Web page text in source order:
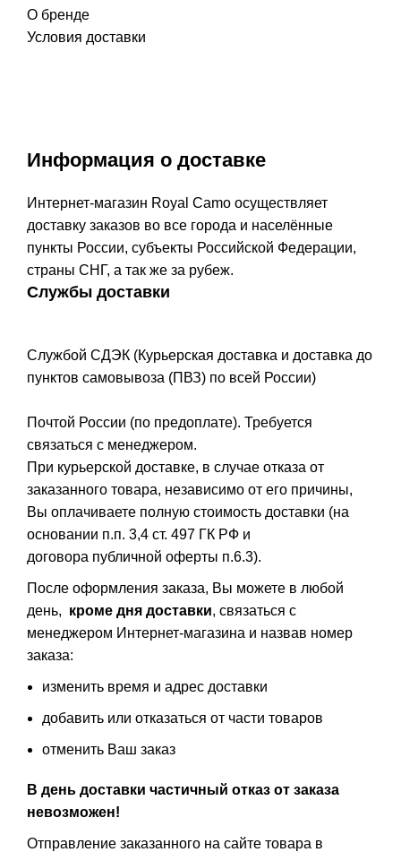
О бренде
Условия доставки
Информация о доставке
Интернет-магазин Royal Camo осуществляет
доставку заказов во все города и населённые
пункты России, субъекты Российской Федерации,
страны СНГ, а так же за рубеж.
Службы доставки
Службой СДЭК (Курьерская доставка и доставка до
пунктов самовывоза (ПВЗ) по всей России)
Почтой России (по предоплате). Требуется
связаться с менеджером.
При курьерской доставке, в случае отказа от
заказанного товара, независимо от его причины,
Вы оплачиваете полную стоимость доставки (на
основании п.п. 3,4 ст. 497 ГК РФ и
договора публичной оферты п.6.3).
После оформления заказа, Вы можете в любой
день, кроме дня доставки, связаться с
менеджером Интернет-магазина и назвав номер
заказа:
изменить время и адрес доставки
добавить или отказаться от части товаров
отменить Ваш заказ
В день доставки частичный отказ от заказа
невозможен!
Отправление заказанного на сайте товара в